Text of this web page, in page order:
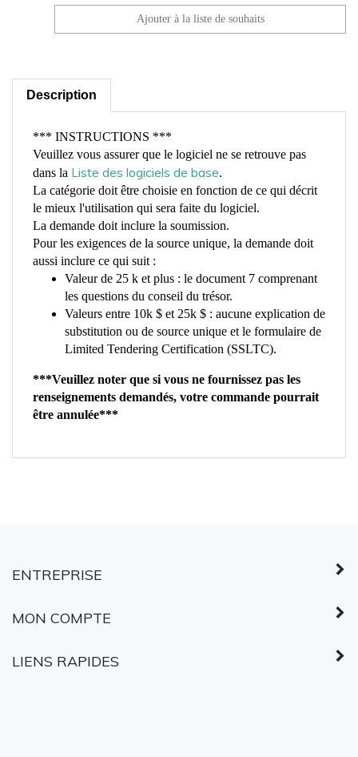
Description
Veuillez vous assurer que le logiciel ne se retrouve pas
dans laListe des logiciels de base.
La catégorie doit être choisie en fonction de ce qui décrit
le mieux l'utilisation qui sera faite du logiciel.
La demande doit inclure la soumission.
Pour les exigences de la source unique, la demande doit
aussi inclure ce qui suit :
Valeur de 25 k et plus : le document 7 comprenant
les questions du conseil du trésor.
Valeurs entre 10k $ et 25k $ : aucune explication de
substitution ou de source unique et le formulaire de
Limited Tendering Certification (SSLTC).
renseignements demandés, votre commande pourrait
être annulée***